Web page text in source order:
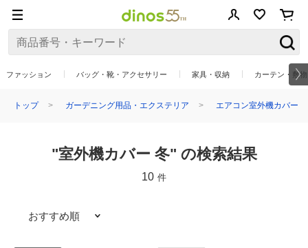
ファッション バッグ・靴・アクセサリー 家具・収納 カーテン・敷
トップ ガーデニング用品・エクステリア エアコン室外機カバー
"室外機カバー 冬" の検索結果
10 件
おすすめ順